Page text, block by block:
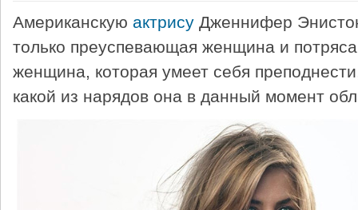
Американскую актрису Дженнифер
только преуспевающая женщина и
женщина, которая умеет себя
какой из нарядов она в данный момент